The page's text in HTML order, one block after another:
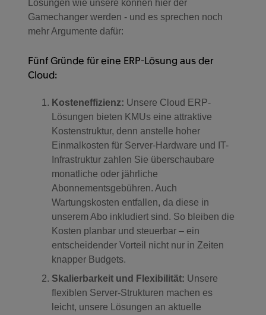
Lösungen wie unsere können hier der
Gamechanger werden - und es sprechen noch
mehr Argumente dafür:
Fünf Gründe für eine ERP-Lösung aus der
Cloud:
Kosteneffizienz: Unsere Cloud ERP-
Lösungen bieten KMUs eine attraktive
Kostenstruktur, denn anstelle hoher
Einmalkosten für Server-Hardware und IT-
Infrastruktur zahlen Sie überschaubare
monatliche oder jährliche
Abonnementsgebühren. Auch
Wartungskosten entfallen, da diese in
unserem Abo inkludiert sind. So bleiben die
Kosten planbar und steuerbar – ein
entscheidender Vorteil nicht nur in Zeiten
knapper Budgets.
Skalierbarkeit und Flexibilität: Unsere
flexiblen Server-Strukturen machen es
leicht, unsere Lösungen an aktuelle